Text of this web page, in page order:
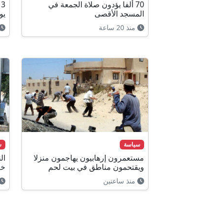
70 ألفا يؤدون صلاة الجمعة في
المسجد الأقصى
منذ 20 ساعة
سياسة
مستعمرون إرهابيون يهاجمون منزلا
ويقتحمون مناطق في بيت لحم
منذ ساعتين